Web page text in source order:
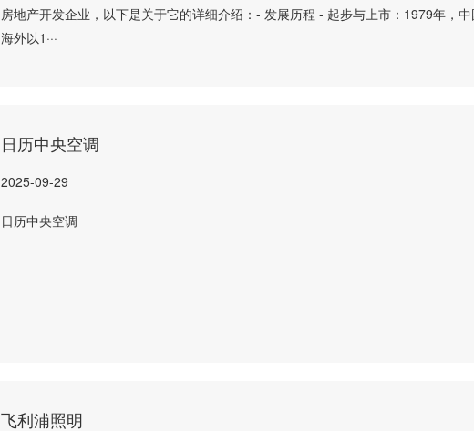
房地产开发企业，以下是关于它的详细介绍：- 发展历程 - 起步与上市：1979年，
海外以1···
日历中央空调
2025-09-29
日历中央空调
飞利浦照明